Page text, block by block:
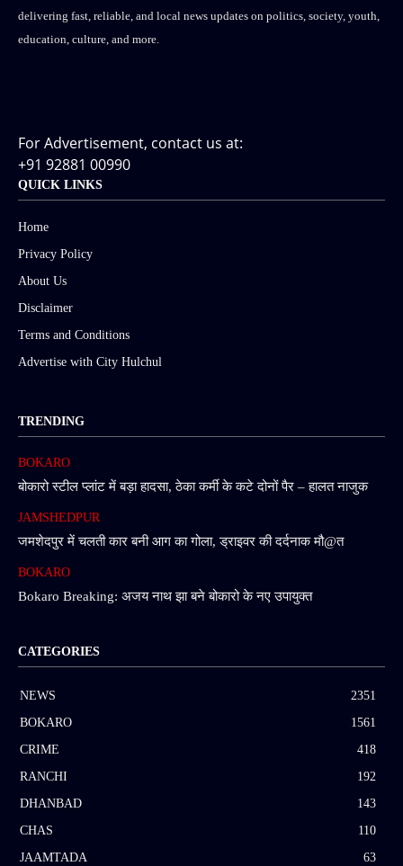
delivering fast, reliable, and local news updates on politics, society, youth,
education, culture, and more.
For Advertisement, contact us at:
+91 92881 00990
QUICK LINKS
Home
Privacy Policy
About Us
Disclaimer
Terms and Conditions
Advertise with City Hulchul
TRENDING
BOKARO
बोकारो स्टील प्लांट में बड़ा हादसा, ठेका कर्मी के कटे दोनों पैर – हालत नाजुक
JAMSHEDPUR
जमशेदपुर में चलती कार बनी आग का गोला, ड्राइवर की दर्दनाक मौ@त
BOKARO
Bokaro Breaking: अजय नाथ झा बने बोकारो के नए उपायुक्त
CATEGORIES
NEWS
2351
BOKARO
1561
CRIME
418
RANCHI
192
DHANBAD
143
CHAS
110
JAAMTADA
63